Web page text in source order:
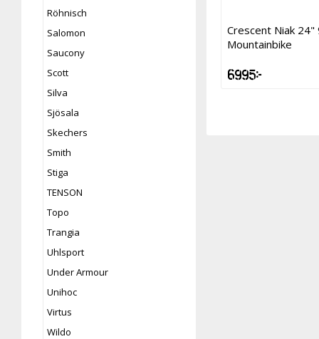
Röhnisch
Salomon
Saucony
Scott
Silva
Sjösala
Skechers
Smith
Stiga
TENSON
Topo
Trangia
Uhlsport
Under Armour
Unihoc
Virtus
Wildo
Crescent Niak 24"
Mountainbike
6 995 kr